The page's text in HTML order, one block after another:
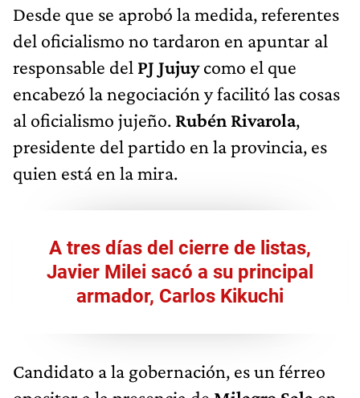
Desde que se aprobó la medida, referentes
del oficialismo no tardaron en apuntar al
responsable del PJ Jujuycomo el que
encabezó la negociación y facilitó las cosas
al oficialismo jujeño. Rubén Rivarola,
presidente del partido en la provincia, es
quien está en la mira.
A tres días del cierre de listas,
Javier Milei sacó a su principal
armador, Carlos Kikuchi
Candidato a la gobernación, es un férreo